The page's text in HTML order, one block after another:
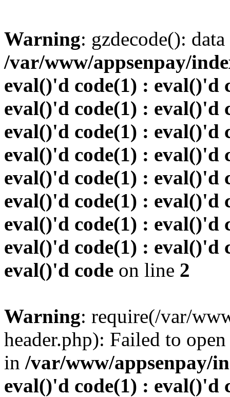
Warning: gzdecode():
/var/www/appsenpay/
eval()'d code(1) : eval()'d
eval()'d code(1) : eval()'d
eval()'d code(1) : eval()'d
eval()'d code(1) : eval()'d
eval()'d code(1) : eval()'d
eval()'d code(1) : eval()'d
eval()'d code(1) : eval()'d
eval()'d code(1) : eval()'d
eval()'d code on line 2
Warning: require(/var/
header.php): Failed to
in /var/www/appsenpay/
eval()'d code(1) : eval()'d